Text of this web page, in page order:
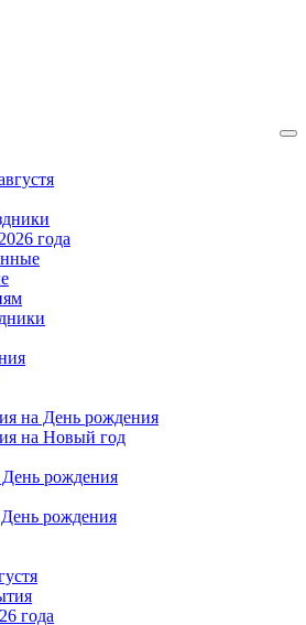
года
на День рождения
на Новый год
рождения
рождения
года